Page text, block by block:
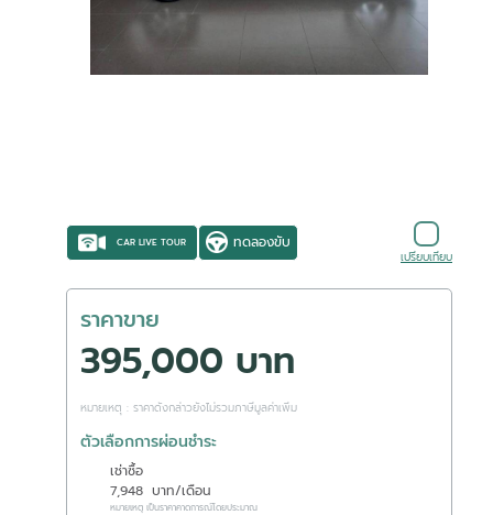
CAR LIVE TOUR ทดลองขับ
เปรียบเทียบ
ราคาขาย
395,000 บาท
หมายเหตุ : ราคาดังกล่าวยังไม่รวมภาษีมูลค่าเพิ่ม
ตัวเลือกการผ่อนชำระ
เช่าซื้อ
7,948 บาท/เดือน
หมายเหตุ เป็นราคาคาดการณ์โดยประมาณ